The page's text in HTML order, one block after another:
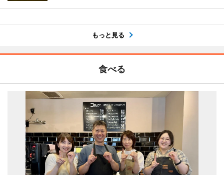
もっと見る
食べる